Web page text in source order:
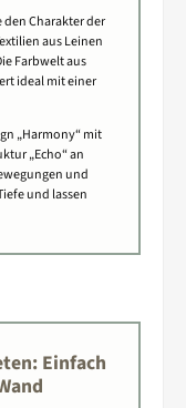
den Charakter der
aus Leinen
Farbwelt aus
ideal mit einer
„Harmony“ mit
„Echo“ an
und
und lassen
Einfach